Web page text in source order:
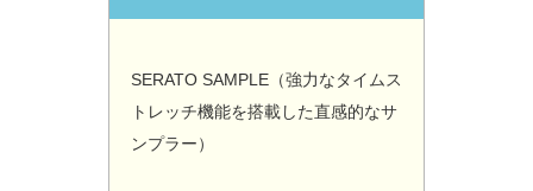
SERATO SAMPLE（強力なタイムス
トレッチ機能を搭載した直感的なサ
ンプラー）